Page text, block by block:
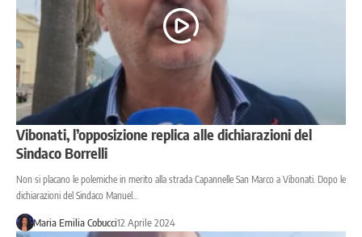
Vibonati, l’opposizione replica alle dichiarazioni del
Sindaco Borrelli
Non si placano le polemiche in merito alla strada Capannelle San Marco a Vibonati. Dopo le
dichiarazioni del Sindaco Manuel…
Maria Emilia Cobucci12 Aprile 2024